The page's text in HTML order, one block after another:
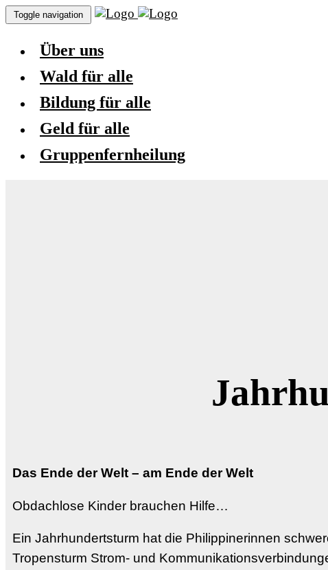
Toggle navigation
Über uns
Wald für alle
Bildung für alle
Geld für alle
Gruppenfernheilung
Das Ende der Welt – am Ende der Welt
Obdachlose Kinder brauchen Hilfe…
Ein Jahrhundertsturm hat die Philippinerinnen
Tropensturm Strom- und